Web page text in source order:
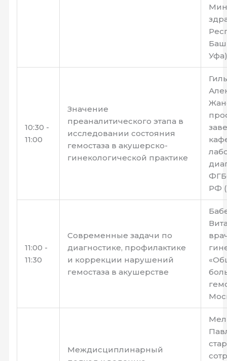
10:30 -
11:00
Значение
преаналитического этапа в
исследовании состояния
гемостаза в акушерско-
гинекологической практике
РФ
11:00 -
11:30
Современные задачи по
диагностике, профилактике
и коррекции нарушений
гемостаза в акушерстве
Междисциплинарный